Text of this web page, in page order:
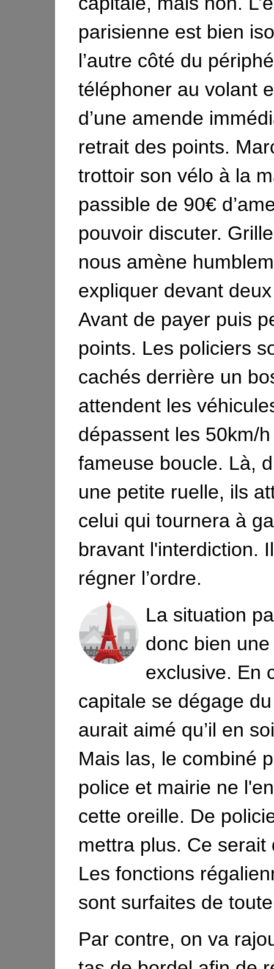
parisienne est bien
l’autre côté du
téléphoner au volant
d’une amende
retrait des points.
trottoir son vélo à la
passible de 90€
pouvoir discuter.
nous amène
expliquer devant
Avant de payer puis
points. Les policiers
cachés derrière un
attendent les
dépassent les 50km/
fameuse boucle. Là,
une petite ruelle, ils
celui qui tournera à
bravant l'interdiction.
régner l’ordre.
La situation
donc bien
exclusive. En
capitale se dégage
aurait aimé qu’il en
Mais las, le combiné
police et mairie ne
cette oreille. De
mettra plus. Ce serait
Les fonctions
sont surfaites de
Par contre, on va